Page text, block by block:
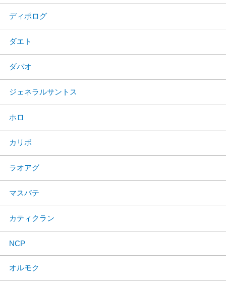
ディポログ
ダエト
ダバオ
ジェネラルサントス
ホロ
カリボ
ラオアグ
マスバテ
カティクラン
NCP
オルモク